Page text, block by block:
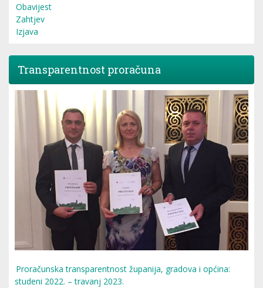
Obavijest
Zahtjev
Izjava
Transparentnost proračuna
Proračunska transparentnost županija, gradova i općina:
studeni 2022. – travanj 2023.